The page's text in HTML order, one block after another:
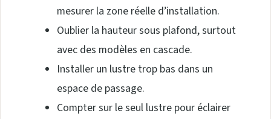
mesurer la zone réelle d’installation.
Oublier la hauteur sous plafond, surtout
avec des modèles en cascade.
Installer un lustre trop bas dans un
espace de passage.
Compter sur le seul lustre pour éclairer